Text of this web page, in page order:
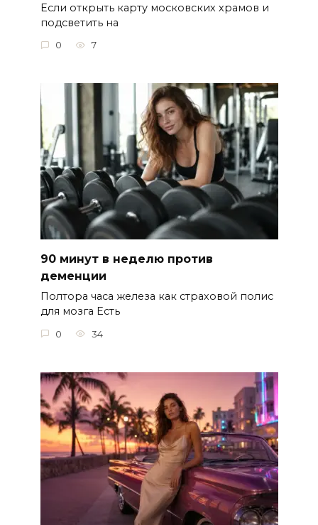
Если открыть карту московских храмов и
подсветить на
0 7
90 минут в неделю против
деменции
Полтора часа железа как страховой полис
для мозга Есть
0 34